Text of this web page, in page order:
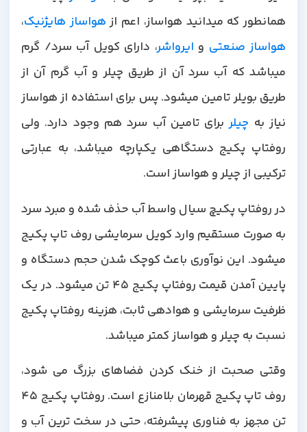
همانطور که میدانید هواساز، اعم ازهواساز هایژنیک،
هواساز صنعتیوایرواشر، دارای کویل آب سرد/ گرم
میباشد که آب سرد آن از طریق چیلر و آب گرم آن از
طریق بویلر تامین میشود. پس برای استفاده از هواساز
نیاز بهچیلر برای تامین آب سرد هم وجود دارد. ولی
روفتاپ پکیج دستگاهی یکپارچه میباشد، به عبارتی
ترکیبی از چیلر و هواساز است.
در روفتاپ پکیچ سیال واسط آب حذف شده و مبرد سرد
به صورت مستقیم وارد کویل سرمایشی روف تاپ پکیج
میشود. این نوآوری باعث کوچک شدن حجم دستگاه و
پایین آمدن قیمت روفتاپ پکیج 45 تن میشود. در یک
ظرفیت سرمایشی و هوادهی ثابت، هزینه روفتاپ پکیج
نسبت به چیلر و هواساز کمتر میباشد.
وقتی صحبت از خنک کردن فضاهای بزرگ می شود،
روف تاپ پکیج قهرمان بلامنازع است. روفتاپ پکیج 45
تن مجهز به فناوری پیشرفته، حتی در سخت ترین آب و